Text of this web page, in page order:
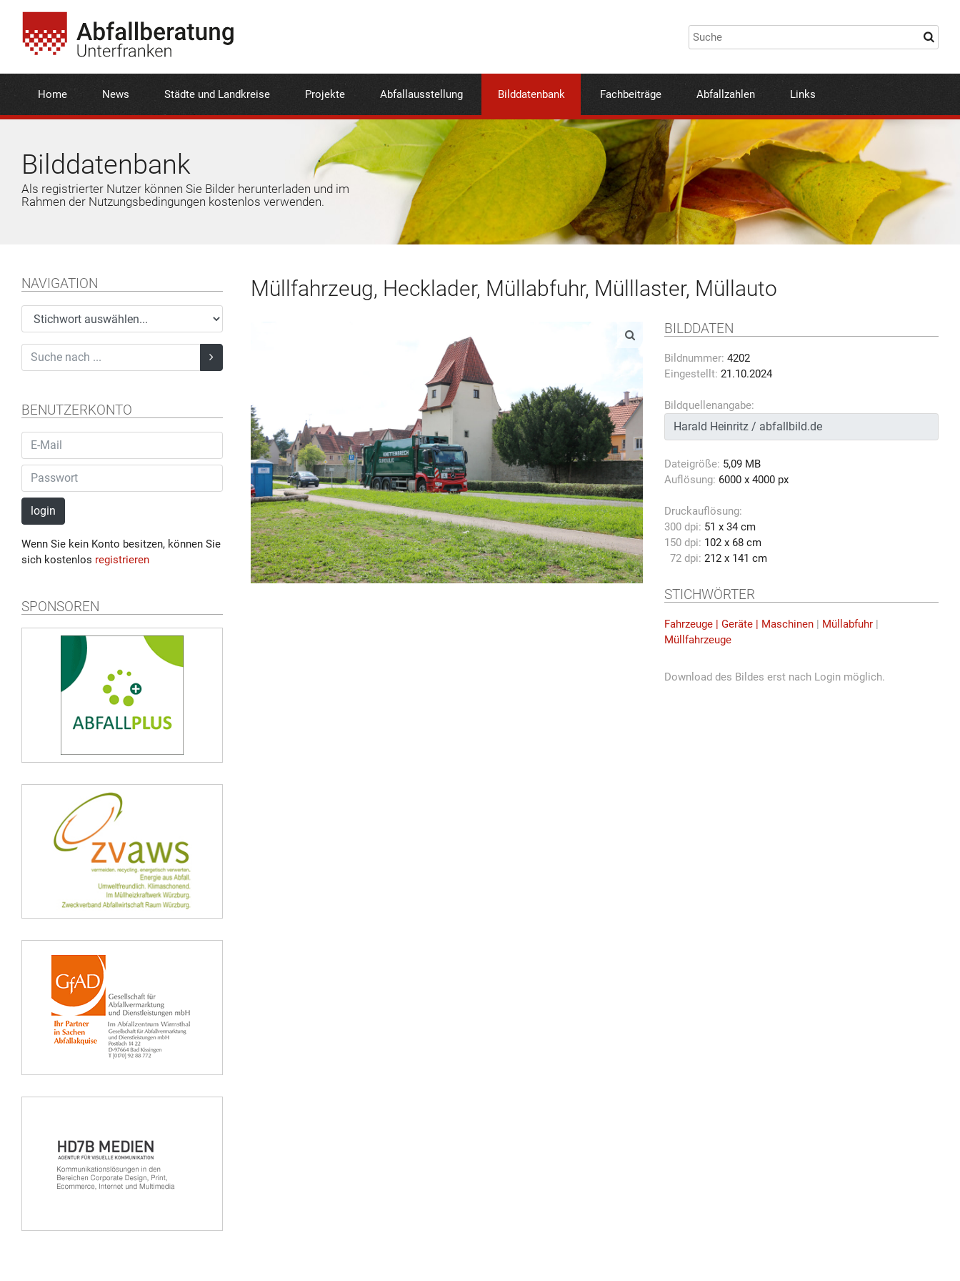
Home News Städte und Landkreise Projekte Abfallausstellung Bilddatenbank Fachbeiträge Abfallzahlen Links
Bilddatenbank
Als registrierter Nutzer können Sie Bilder herunterladen und im
Rahmen der Nutzungsbedingungen kostenlos verwenden.
NAVIGATION
BENUTZERKONTO
login
Wenn Sie kein Konto besitzen, können Sie
sich kostenlos registrieren
SPONSOREN
Müllfahrzeug, Hecklader, Müllabfuhr, Mülllaster, Müllauto
BILDDATEN
Bildnummer: 4202
Eingestellt: 21.10.2024
Bildquellenangabe:
Dateigröße: 5,09 MB
Auflösung: 6000 x 4000 px
Druckauflösung:
300 dpi: 51 x 34 cm
150 dpi: 102 x 68 cm
72 dpi: 212 x 141 cm
STICHWÖRTER
Fahrzeuge | Geräte | Maschinen | Müllabfuhr |
Müllfahrzeuge
Download des Bildes erst nach Login möglich.